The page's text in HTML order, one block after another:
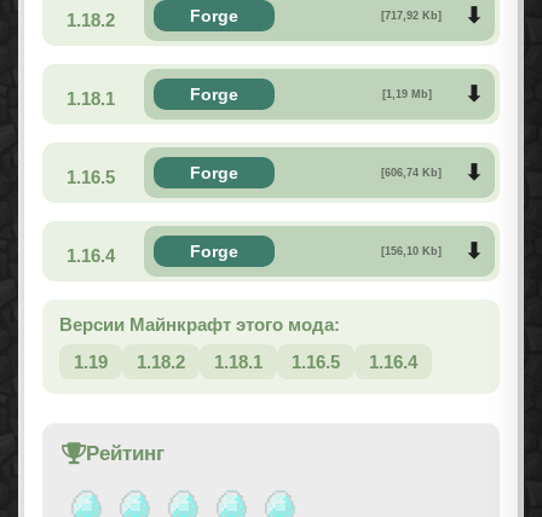
1.18.2 Forge [717,92 Kb]
1.18.1 Forge [1,19 Mb]
1.16.5 Forge [606,74 Kb]
1.16.4 Forge [156,10 Kb]
Версии Майнкрафт этого мода:
1.19
1.18.2 1.18.1 1.16.5 1.16.4
Рейтинг